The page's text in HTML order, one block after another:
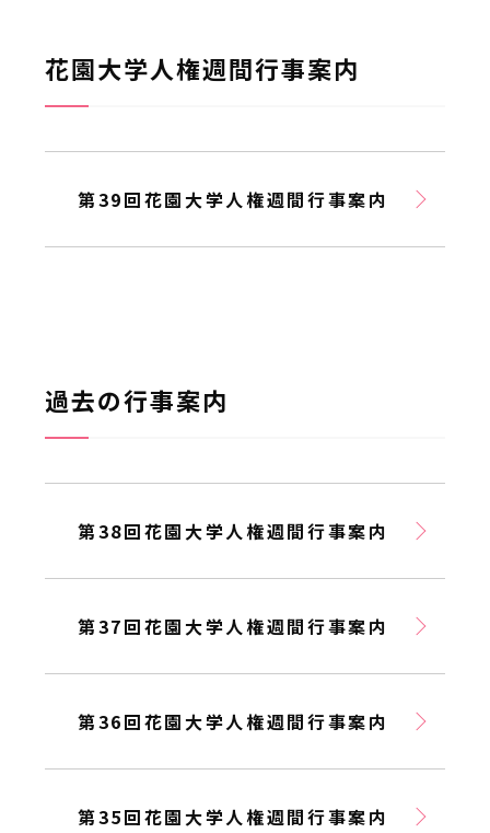
花園大学人権週間行事案内
第39回花園大学人権週間行事案内
過去の行事案内
第38回花園大学人権週間行事案内
第37回花園大学人権週間行事案内
第36回花園大学人権週間行事案内
第35回花園大学人権週間行事案内